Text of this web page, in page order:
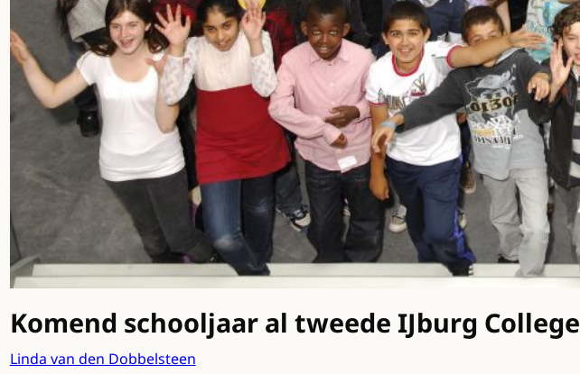
Komend schooljaar al tweede IJburg College
Linda van den Dobbelsteen